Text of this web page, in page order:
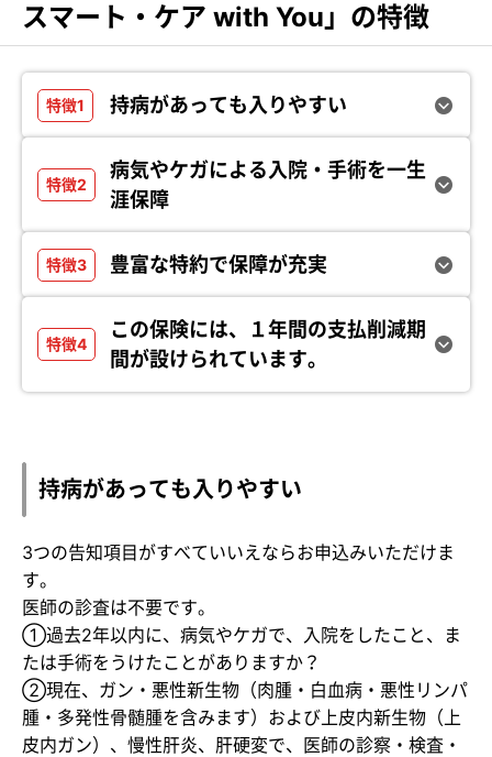
スマート・ケア with You」の特徴
持病があっても入りやすい
病気やケガによる入院・手術を一生
涯保障
豊富な特約で保障が充実
この保険には、１年間の支払削減期
間が設けられています。
持病があっても入りやすい
3つの告知項目がすべていいえならお申込みいただけま
す。
医師の診査は不要です。
①過去2年以内に、病気やケガで、入院をしたこと、ま
たは手術をうけたことがありますか？
②現在、ガン・悪性新生物（肉腫・白血病・悪性リンパ
腫・多発性骨髄腫を含みます）および上皮内新生物（上
皮内ガン）、慢性肝炎、肝硬変で、医師の診察・検査・